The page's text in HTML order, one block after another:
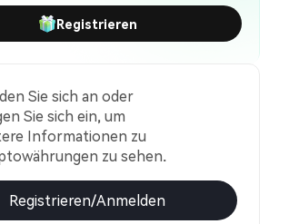
Registrieren
Sie sich an oder
Sie sich ein, um
Informationen zu
zu sehen.
Registrieren/Anmelden